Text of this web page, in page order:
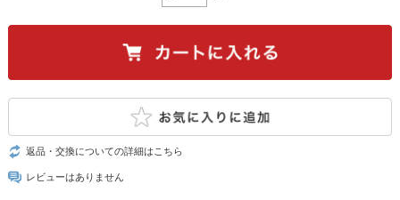
返品・交換についての詳細はこちら
レビューはありません